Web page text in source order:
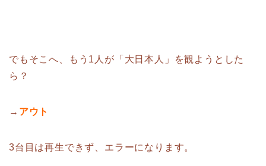
でもそこへ、もう1人が「大日本人」を観ようとした
ら？
→ アウト
3台目は再生できず、エラーになります。